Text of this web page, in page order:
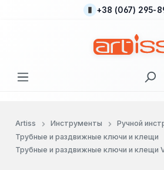
Перейти к основному+38 (067) 295-
Artiss Инструменты
Ручной
Трубные и раздвижные ключи и клещи
Трубные и раздвижные ключи и клещи